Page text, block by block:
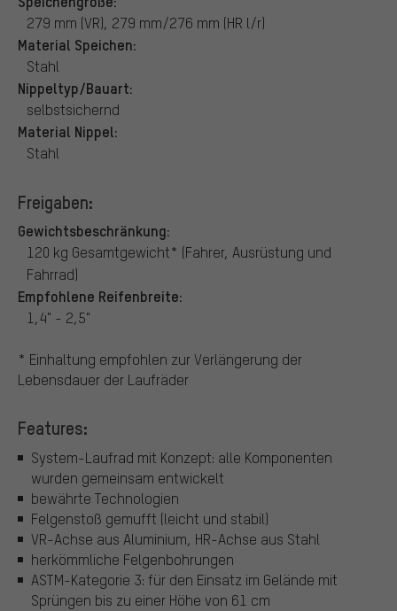
279 mm (VR), 279 mm/276 mm (HR l/r)
Material Speichen:
Stahl
Nippeltyp/Bauart:
selbstsichernd
Material Nippel:
Stahl
Freigaben:
Gewichtsbeschränkung:
120 kg Gesamtgewicht* (Fahrer, Ausrüstung und
Fahrrad)
Empfohlene Reifenbreite:
1,4" - 2,5"
* Einhaltung empfohlen zur Verlängerung der
Lebensdauer der Laufräder
Features:
System-Laufrad mit Konzept: alle Komponenten
wurden gemeinsam entwickelt
bewährte Technologien
Felgenstoß gemufft (leicht und stabil)
VR-Achse aus Aluminium, HR-Achse aus Stahl
herkömmliche Felgenbohrungen
ASTM-Kategorie 3: für den Einsatz im Gelände mit
Sprüngen bis zu einer Höhe von 61 cm